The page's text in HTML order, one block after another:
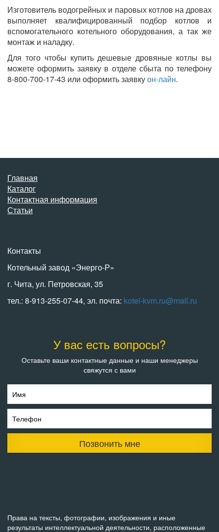
Изготовитель водогрейных и паровых котлов на дровах
выполняет квалифицированный подбор котлов и
вспомогательного котельного оборудования, а так же
монтаж и наладку.
Для того чтобы купить дешевые дровяные котлы вы
можете оформить заявку в отделе сбыта по телефону
8-800-700-17-43 или оформить заявкуон-лайн.
Главная
Каталог
Контактная информация
Статьи
Контакты
Котельный завод «Энерго-Р»
г. Чита, ул. Петровская, 35
тел.: 8-913-255-07-44, эл. почта: kotel-kvm.ru@mail.ru
У вас есть вопросы?
Оставьте ваши контактные данные и наши менеджеры
свяжутся с вами
Имя
Телефон
Позвонить мне
Права на тексты, фотографии, изображения и иные
результаты интеллектуальной деятельности, расположенные